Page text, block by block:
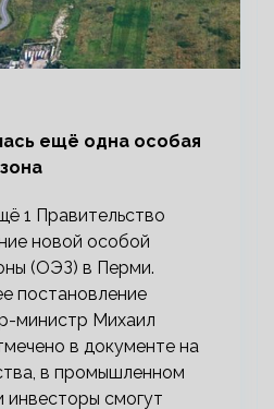
ещё одна особая
1 Правительство
новой особой
(ОЭЗ) в Перми.
постановление
министр Михаил
в документе на
в промышленном
инвесторы смогут